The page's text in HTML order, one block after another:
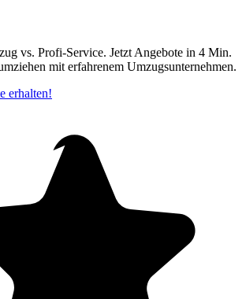
vs. Profi-Service. Jetzt Angebote in 4 Min.
mit erfahrenem Umzugsunternehmen.
erhalten!